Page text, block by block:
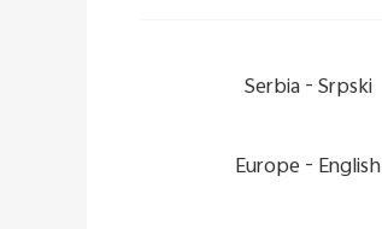
Serbia -Srpski
Europe - English